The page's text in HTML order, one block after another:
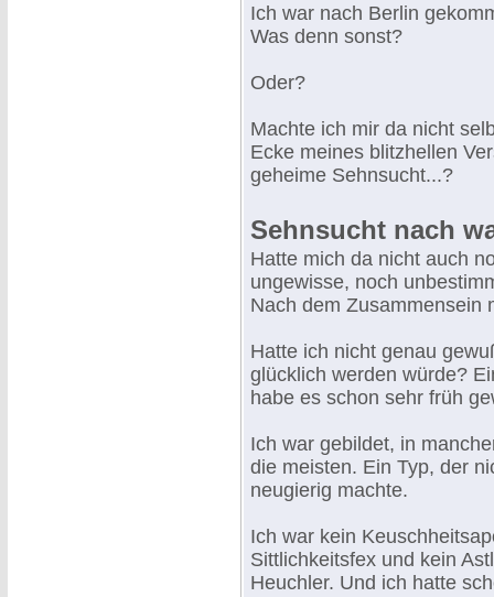
Ich war nach Berlin
Was denn sonst?
Oder?
Machte ich mir da nicht
Ecke meines blitzhellen
geheime Sehnsucht...?
Sehnsucht nach
Hatte mich da nicht auch
ungewisse, noch
Nach dem Zusammensein
Hatte ich nicht genau
glücklich werden würde?
habe es schon sehr früh
Ich war gebildet, in
die meisten. Ein Typ, der
neugierig machte.
Ich war kein
Sittlichkeitsfex und kein
Heuchler. Und ich hatte